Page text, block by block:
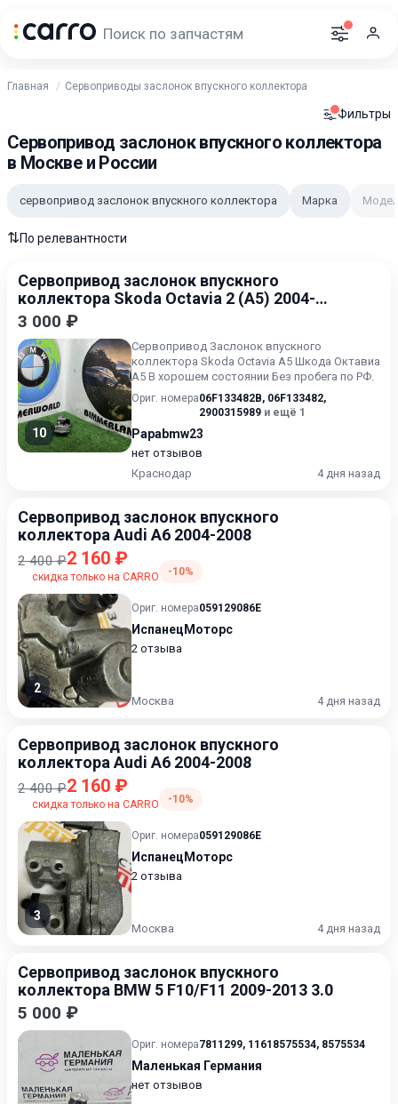
Главная Сервоприводы заслонок впускного коллектора
Фильтры
Сервопривод заслонок впускного коллектора
в Москве и России
сервопривод заслонок впускного коллектора Марка
⇅По релевантности
Сервопривод заслонок впускного
коллектора Skoda Octavia 2 (A5) 2004-
2009
3 000 ₽
10
Сервопривод Заслонок впускного
коллектора Skoda Octavia A5 Шкода Октавиа
А5 В хорошем состоянии Без пробега по РФ.
Ориг. номера06F133482B, 06F133482,
2900315989 и ещё 1
Papabmw23
нет отзывов
Краснодар
4 дня назад
Сервопривод заслонок впускного
коллектора Audi A6 2004-2008
2 400 ₽2 160 ₽
скидка только на CARRO -10%
2
Ориг. номера059129086E
ИспанецМоторс
2 отзыва
Москва 4 дня назад
Сервопривод заслонок впускного
коллектора Audi A6 2004-2008
2 400 ₽2 160 ₽
скидка только на CARRO -10%
3
Ориг. номера059129086E
ИспанецМоторс
2 отзыва
Москва 4 дня назад
Сервопривод заслонок впускного
коллектора BMW 5 F10/F11 2009-2013 3.0
5 000 ₽
Ориг. номера7811299, 11618575534, 8575534
Маленькая Германия
нет отзывов